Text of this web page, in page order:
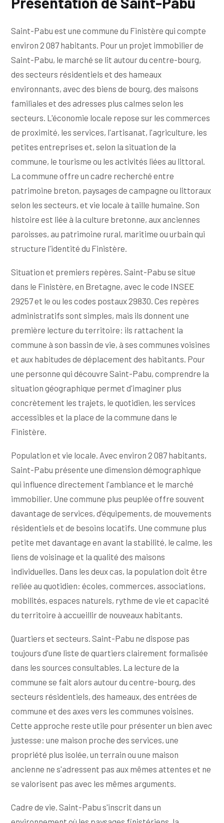
Saint-Pabu est une commune du Finistère qui compte
environ 2 087 habitants. Pour un projet immobilier de
Saint-Pabu, le marché se lit autour du centre-bourg,
des secteurs résidentiels et des hameaux
environnants, avec des biens de bourg, des maisons
familiales et des adresses plus calmes selon les
secteurs. L'économie locale repose sur les commerces
de proximité, les services, l'artisanat, l'agriculture, les
petites entreprises et, selon la situation de la
commune, le tourisme ou les activités liées au littoral.
La commune offre un cadre recherché entre
patrimoine breton, paysages de campagne ou littoraux
selon les secteurs, et vie locale à taille humaine. Son
histoire est liée à la culture bretonne, aux anciennes
paroisses, au patrimoine rural, maritime ou urbain qui
structure l'identité du Finistère.
Situation et premiers repères. Saint-Pabu se situe
dans le Finistère, en Bretagne, avec le code INSEE
29257 et le ou les codes postaux 29830. Ces repères
administratifs sont simples, mais ils donnent une
première lecture du territoire: ils rattachent la
commune à son bassin de vie, à ses communes voisines
et aux habitudes de déplacement des habitants. Pour
une personne qui découvre Saint-Pabu, comprendre la
situation géographique permet d'imaginer plus
concrètement les trajets, le quotidien, les services
accessibles et la place de la commune dans le
Finistère.
Population et vie locale. Avec environ 2 087 habitants,
Saint-Pabu présente une dimension démographique
qui influence directement l'ambiance et le marché
immobilier. Une commune plus peuplée offre souvent
davantage de services, d'équipements, de mouvements
résidentiels et de besoins locatifs. Une commune plus
petite met davantage en avant la stabilité, le calme, les
liens de voisinage et la qualité des maisons
individuelles. Dans les deux cas, la population doit être
reliée au quotidien: écoles, commerces, associations,
mobilités, espaces naturels, rythme de vie et capacité
du territoire à accueillir de nouveaux habitants.
Quartiers et secteurs. Saint-Pabu ne dispose pas
toujours d'une liste de quartiers clairement formalisée
dans les sources consultables. La lecture de la
commune se fait alors autour du centre-bourg, des
secteurs résidentiels, des hameaux, des entrées de
commune et des axes vers les communes voisines.
Cette approche reste utile pour présenter un bien avec
justesse: une maison proche des services, une
propriété plus isolée, un terrain ou une maison
ancienne ne s'adressent pas aux mêmes attentes et ne
se valorisent pas avec les mêmes arguments.
Cadre de vie. Saint-Pabu s'inscrit dans un